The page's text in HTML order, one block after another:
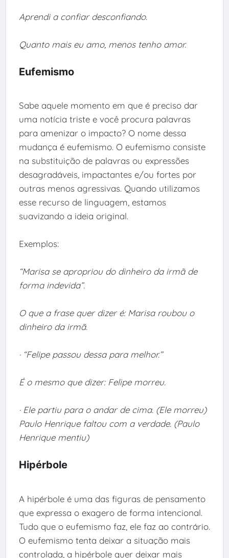
Aprendi a confiar desconfiando.
Quanto mais eu amo, menos tenho amor.
Eufemismo
Sabe aquele momento em que é preciso dar
uma notícia triste e você procura palavras
para amenizar o impacto? O nome dessa
mudança é eufemismo. O eufemismo consiste
na substituição de palavras ou expressões
desagradáveis, impactantes e/ou fortes por
outras menos agressivas. Quando utilizamos
esse recurso de linguagem, estamos
suavizando a ideia original.
Exemplos:
“Marisa se apropriou do dinheiro da irmã de
forma indevida”.
O que a frase quer dizer é: Marisa roubou o
dinheiro da irmã.
· “Felipe passou dessa para melhor.”
É o mesmo que dizer: Felipe morreu.
· Ele partiu para o andar de cima. (Ele morreu)
Paulo Henrique faltou com a verdade. (Paulo
Henrique mentiu)
Hipérbole
A hipérbole é uma das figuras de pensamento
que expressa o exagero de forma intencional.
Tudo que o eufemismo faz, ele faz ao contrário.
O eufemismo tenta deixar a situação mais
controlada, a hipérbole quer deixar mais